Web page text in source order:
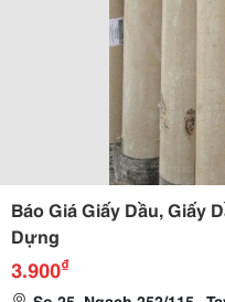
Báo Giá Giấy Dầu, Giấy
Dựng
3.900₫